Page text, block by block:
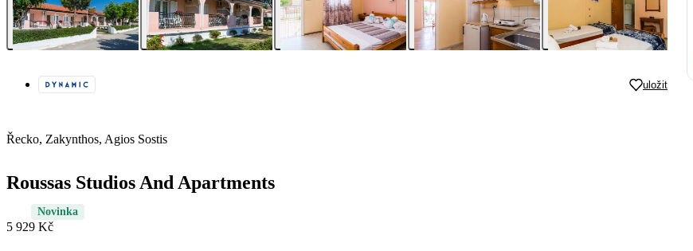
uložit
Řecko, Zakynthos, Agios Sostis
Roussas Studios And Apartments
Novinka
5 929 Kč